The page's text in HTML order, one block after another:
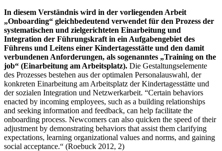
In diesem Verständnis wird in der vorliegenden Arbeit
„Onboarding“ gleichbedeutend verwendet für den Prozess der
systematischen und zielgerichteten Einarbeitung und
Integration der Führungskraft in ein Aufgabengebiet des
Führens und Leitens einer Kindertagesstätte und den damit
verbundenen An­forderungen, als sogenanntes „Training on the
job“ (Einarbeitung am Arbeitsplatz). Die Gestaltungselemente
des Prozesses bestehen aus der optimalen Personalauswahl, der
konkreten Einarbeitung am Arbeitsplatz der Kindertagesstätte und
der sozialen Integration und Netzwerkarbeit. “Certain behaviors
enacted by incoming employees, such as a building relationships
and seeking information and feedback, can help facilitate the
onboarding process. Newcomers can also quicken the speed of their
adjustment by demonstrating behaviors that assist them clarifying
expectations, learning organizational values and norms, and gaining
social acceptance.“ (Roebuck 2012, 2)